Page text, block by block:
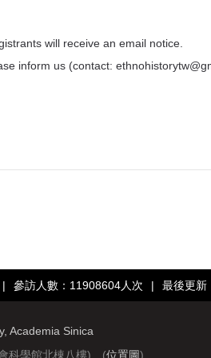
will receive an email notice.
inform us (contact:
| 參訪人數：11908604人次 | 最後更新
Academia Sinica
科學館北棟八樓) (位置圖)